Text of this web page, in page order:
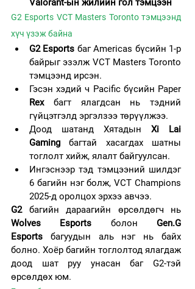
Valorant-ын жилийн гол тэмцээн
G2 Esports VCT Masters Toronto тэмцээнд
хүч үзэж байна
G2 Esports баг Americas бүсийн 1-р
байрыг эзэлж VCT Masters Toronto
тэмцээнд ирсэн.
Гэсэн хэдий ч Pacific бүсийн Paper
Rex багт ялагдсан нь тэдний
гүйцэтгэлд эргэлзээ төрүүлжээ.
Доод шатанд Хятадын Xi Lai
Gaming багтай хасагдах шатны
тоглолт хийж, ялалт байгуулсан.
Ингэснээр тэд тэмцээний шилдэг
6 багийн нэг болж, VCT Champions
2025-д оролцох эрхээ авчээ.
G2
Wolves Esports болон Gen.G
Esports багуудын аль нэг нь байх
болно. Хоёр багийн тоглолтод ялагдаж
доод шат руу унасан баг G2-тэй
өрсөлдөх юм.